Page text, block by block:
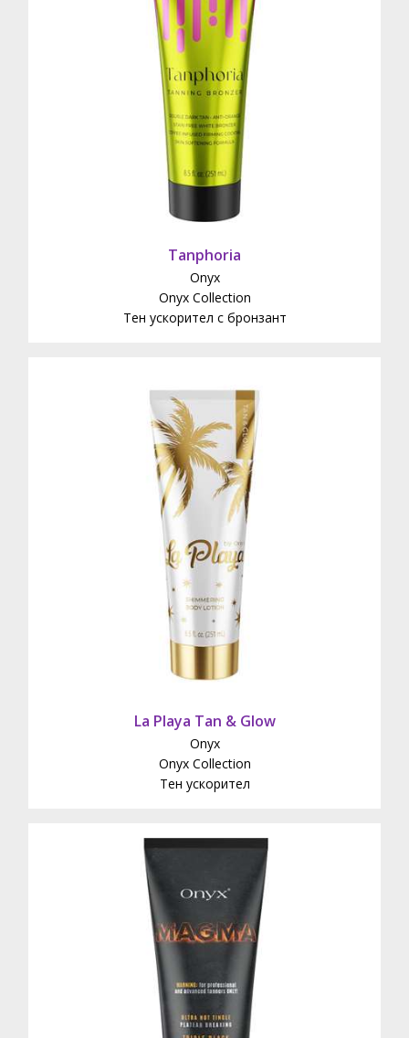
Tanphoria
Onyx
Onyx Collection
Тен ускорител с бронзант
La Playa Tan & Glow
Onyx
Onyx Collection
Тен ускорител